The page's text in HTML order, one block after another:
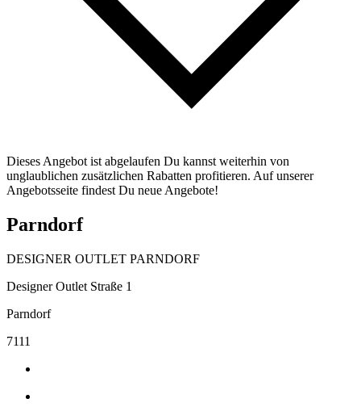
Dieses Angebot ist abgelaufen Du kannst weiterhin von
unglaublichen zusätzlichen Rabatten profitieren. Auf unserer
Angebotsseite findest Du neue Angebote!
Parndorf
DESIGNER OUTLET PARNDORF
Designer Outlet Straße 1
Parndorf
7111